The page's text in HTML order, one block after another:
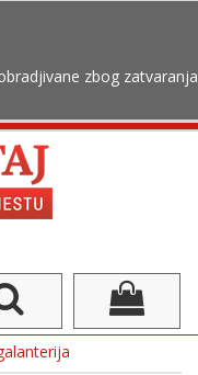
zbog zatvaranja